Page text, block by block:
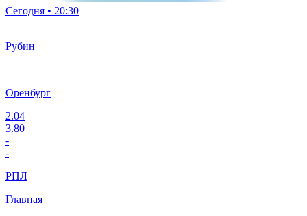
Сегодня • 20:30
Рубин
Оренбург
2.04
3.80
-
-
РПЛ
Главная